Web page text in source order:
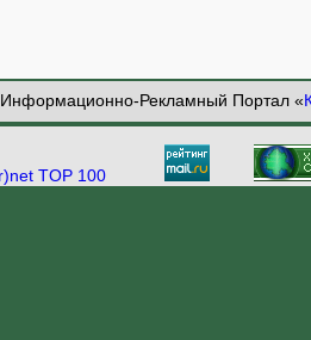
Информационно-Рекламный Портал «